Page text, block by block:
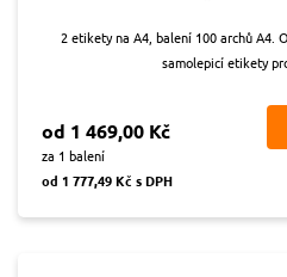
2 etikety na A4, balení 100 archů A4.
samolepicí etikety
od 1 469,00 Kč
za 1 balení
od 1 777,49 Kč s DPH